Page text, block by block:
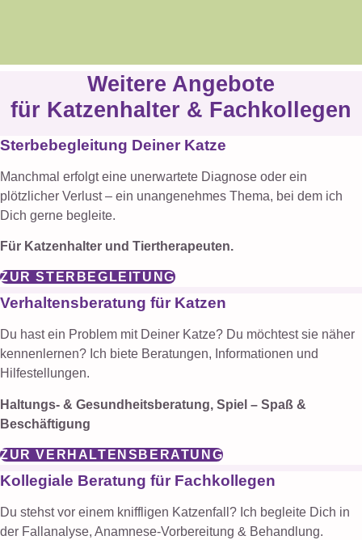
Weitere Angebote
für Katzenhalter & Fachkollegen
Sterbebegleitung Deiner Katze
Manchmal erfolgt eine unerwartete Diagnose oder ein
plötzlicher Verlust – ein unangenehmes Thema, bei dem ich
Dich gerne begleite.
Für Katzenhalter und Tiertherapeuten.
ZUR STERBEGLEITUNG
Verhaltensberatung für Katzen
Du hast ein Problem mit Deiner Katze? Du möchtest sie näher
kennenlernen? Ich biete Beratungen, Informationen und
Hilfestellungen.
Haltungs- & Gesundheitsberatung, Spiel – Spaß &
Beschäftigung
ZUR VERHALTENSBERATUNG
Kollegiale Beratung für Fachkollegen
Du stehst vor einem kniffligen Katzenfall? Ich begleite Dich in
der Fallanalyse, Anamnese-Vorbereitung & Behandlung.